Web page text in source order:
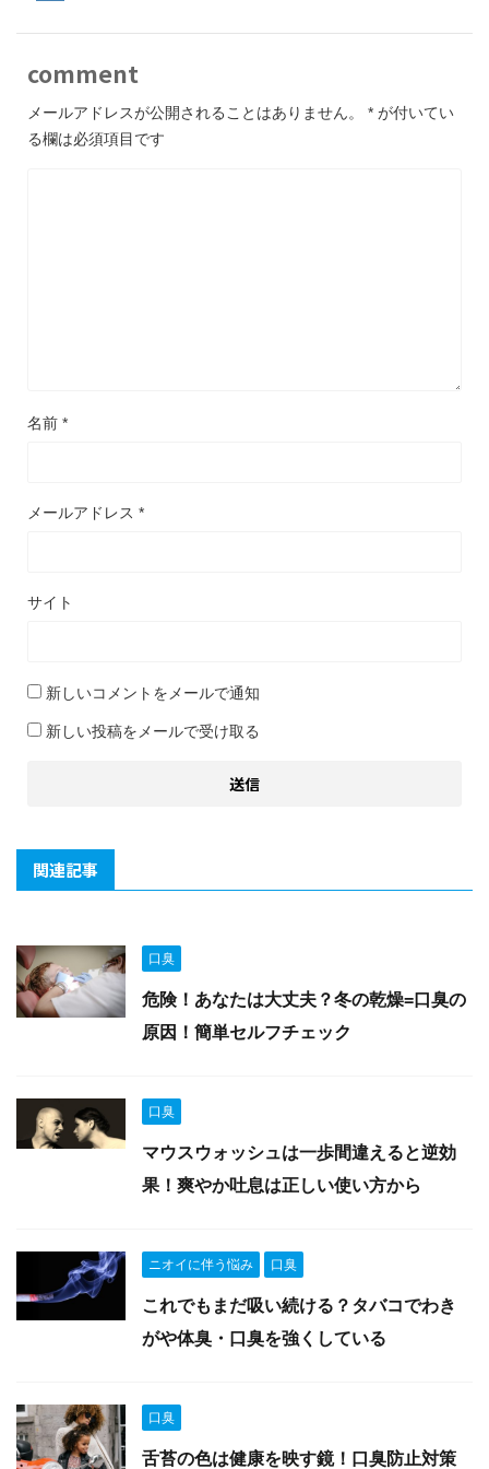
comment
メールアドレスが公開されることはありません。 * が付いてい
る欄は必須項目です
名前 *
メールアドレス *
サイト
新しいコメントをメールで通知
新しい投稿をメールで受け取る
関連記事
口臭
危険！あなたは大丈夫？冬の乾燥=口臭の
原因！簡単セルフチェック
口臭
マウスウォッシュは一歩間違えると逆効
果！爽やか吐息は正しい使い方から
ニオイに伴う悩み 口臭
これでもまだ吸い続ける？タバコでわき
がや体臭・口臭を強くしている
口臭
舌苔の色は健康を映す鏡！口臭防止対策